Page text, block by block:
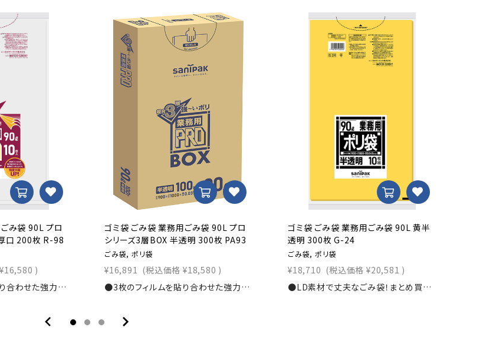
み袋 90L プロ
口 200枚 R-98
¥16,580 )
●3枚のフィルムを貼り合わせた強力なごみ袋！寸法：横900×縦1,000ｍｍ素材：3PLY0.047mm入数：200枚商品コード：1111104320
ゴミ袋 ごみ袋 業務用ごみ袋 90L プロ
シリーズ3層BOX 半透明 300枚 PA93
ごみ袋, ポリ袋
¥16,891 (税込価格 ¥18,580 )
●3枚のフィルムを貼り合わせた強力なごみ袋！寸法：横900×縦1,000ｍｍ素材：3PLY0.037mm入数：300枚商品コード：1111104350
ゴミ袋 ごみ袋 業務用ごみ袋 90L 黄半
透明 300枚 G-24
ごみ袋, ポリ袋
¥18,710 (税込価格 ¥20,581 )
●LD素材で丈夫なごみ袋！まとめ買いでお得！寸法：横900×縦1,000ｍｍ素材：LDPE0.040mm入数：300枚商品コード：1111104110